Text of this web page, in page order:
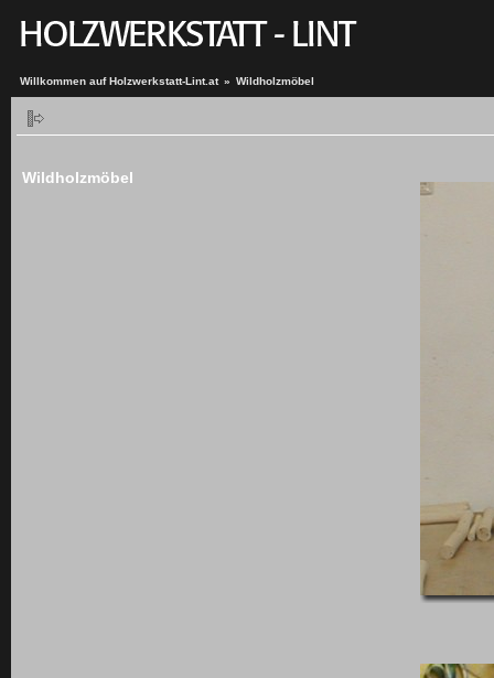
Willkommen auf Holzwerkstatt-Lint.at » Wildholzmöbel
Wildholzmöbel